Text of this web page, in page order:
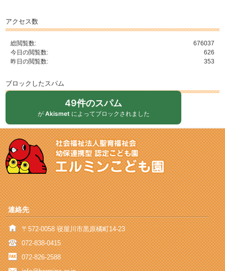
アクセス数
676037
総閲覧数:
626
今日の閲覧数:
353
昨日の閲覧数:
ブロックしたスパム
49件のスパム
が Akismet によってブロックされました
連絡先
〒572-0058 寝屋川市黒原橘町14-23
072-838-0415
072-826-2588